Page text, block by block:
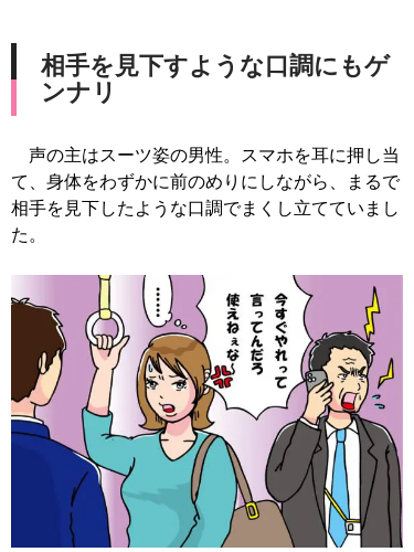
相手を見下すような口調にもゲ
ンナリ
声の主はスーツ姿の男性。スマホを耳に押し当
て、身体をわずかに前のめりにしながら、まるで
相手を見下したような口調でまくし立てていまし
た。